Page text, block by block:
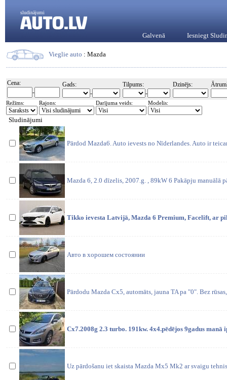
sludinājumi
Galvenā Iesniegt
Vieglie auto : Mazda
Cena:
-
Gads:
-
Tilpums:
-
Dzinējs:
Režīms: Rajons: Darījuma veids: Modelis:
Sludinājumi
Pārdod Mazda6. Auto ievests no Nīderlandes. Auto ir
Mazda 6, 2.0 dīzelis, 2007.g. , 89kW 6 Pakāpju manuālā
Tikko ievesta Latvijā, Mazda 6 Premium, Facelift, ar
Авто в хорошем состоянии
Pārdodu Mazda Cx5, automāts, jauna TA pa "0". Bez
Cx7.2008g 2.3 turbo. 191kw. 4x4.pēdējos 9gadus manā
Uz pārdošanu iet skaista Mazda Mx5 Mk2 ar svaigu